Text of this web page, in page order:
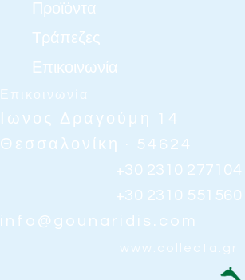
Προϊόντα
Τράπεζες
Επικοινωνία
Επικοινωνία
Ιωνος Δραγούμη 14
Θεσσαλονίκη · 54624
+30 2310 277104
+30 2310 551560
info@gounaridis.com
www.collecta.gr